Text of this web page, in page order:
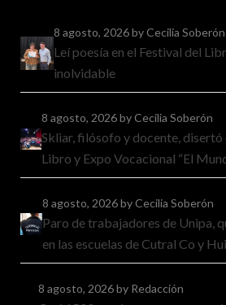
8 agosto, 2026by Cecilia Soberón
Leí poesía en el Festival del
inolvidable
8 agosto, 2026by Cecilia Soberón
Skliar, filósofo y docente, disertó
Libro y Expo Vocacional “El
8 agosto, 2026by Cecilia Soberón
Paro de trabajadores de Unipa,
en las escuelas de Cutral Co y
8 agosto, 2026by Redacción